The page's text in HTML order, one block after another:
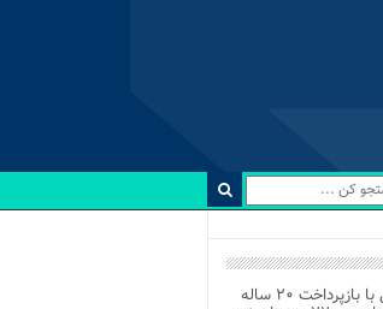
اعطای وام ۵۰۰ میلیون تومانی با بازپرداخت ۲۰ ساله